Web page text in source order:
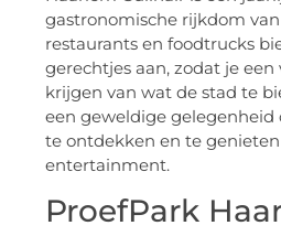
gastronomische rijkdom
restaurants en foodtrucks
gerechtjes aan, zodat je
krijgen van wat de stad te
een geweldige
te ontdekken en te
entertainment.
ProefPark